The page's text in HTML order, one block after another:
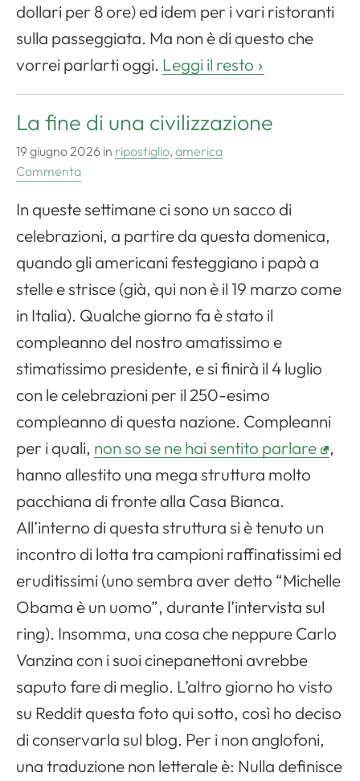
dollari per 8 ore) ed idem per i vari ristoranti
sulla passeggiata. Ma non è di questo che
vorrei parlarti oggi. Leggi il resto
La fine di una civilizzazione
19 giugno 2026 in ripostiglio, america
Commenta
In queste settimane ci sono un sacco di
celebrazioni, a partire da questa domenica,
quando gli americani festeggiano i papà a
stelle e strisce (già, qui non è il 19 marzo come
in Italia). Qualche giorno fa è stato il
compleanno del nostro amatissimo e
stimatissimo presidente, e si finirà il 4 luglio
con le celebrazioni per il 250-esimo
compleanno di questa nazione. Compleanni
per i quali, non so se ne hai sentito parlare
,
hanno allestito una mega struttura molto
pacchiana di fronte alla Casa Bianca.
All’interno di questa struttura si è tenuto un
incontro di lotta tra campioni raffinatissimi ed
eruditissimi (uno sembra aver detto “Michelle
Obama è un uomo”, durante l’intervista sul
ring). Insomma, una cosa che neppure Carlo
Vanzina con i suoi cinepanettoni avrebbe
saputo fare di meglio. L’altro giorno ho visto
su Reddit questa foto qui sotto, così ho deciso
di conservarla sul blog. Per i non anglofoni,
una traduzione non letterale è: Nulla definisce